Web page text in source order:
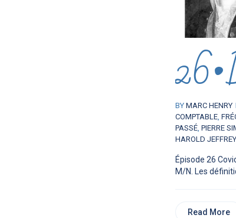
BY MARC HENRY
COMPTABLE,
PASSÉ, PIERRE
HAROLD
Épisode 26
M/N. Les
Read More